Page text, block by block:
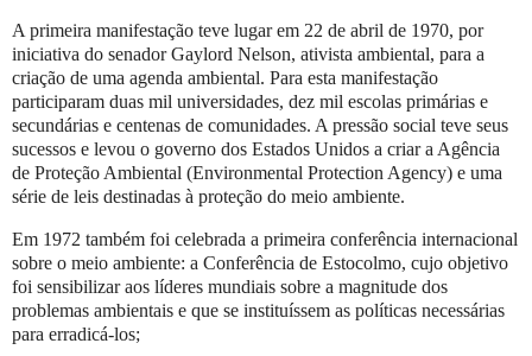
A primeira manifestação teve lugar em 22 de abril de 1970, por
iniciativa do senador Gaylord Nelson, ativista ambiental, para a
criação de uma agenda ambiental. Para esta manifestação
participaram duas mil universidades, dez mil escolas primárias e
secundárias e centenas de comunidades. A pressão social teve seus
sucessos e levou o governo dos Estados Unidos a criar a Agência
de Proteção Ambiental (Environmental Protection Agency) e uma
série de leis destinadas à proteção do meio ambiente.
Em 1972 também foi celebrada a primeira conferência internacional
sobre o meio ambiente: a Conferência de Estocolmo, cujo objetivo
foi sensibilizar aos líderes mundiais sobre a magnitude dos
problemas ambientais e que se instituíssem as políticas necessárias
para erradicá-los;